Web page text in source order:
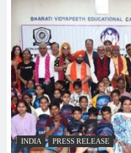
INDIA PRESS RELEASE